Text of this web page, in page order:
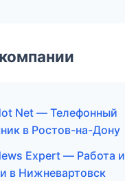
Net — Телефонный
в Ростов-на-Дону
Expert — Работа и
в Нижневартовск